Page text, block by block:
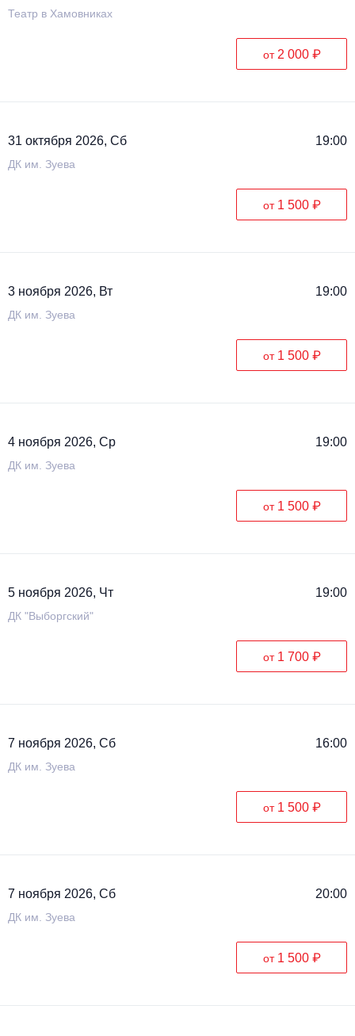
Театр в Хамовниках
от 2 000 ₽
31 октября 2026, Сб 19:00
ДК им. Зуева
от 1 500 ₽
3 ноября 2026, Вт 19:00
ДК им. Зуева
от 1 500 ₽
4 ноября 2026, Ср 19:00
ДК им. Зуева
от 1 500 ₽
5 ноября 2026, Чт 19:00
ДК "Выборгский"
от 1 700 ₽
7 ноября 2026, Сб 16:00
ДК им. Зуева
от 1 500 ₽
7 ноября 2026, Сб 20:00
ДК им. Зуева
от 1 500 ₽